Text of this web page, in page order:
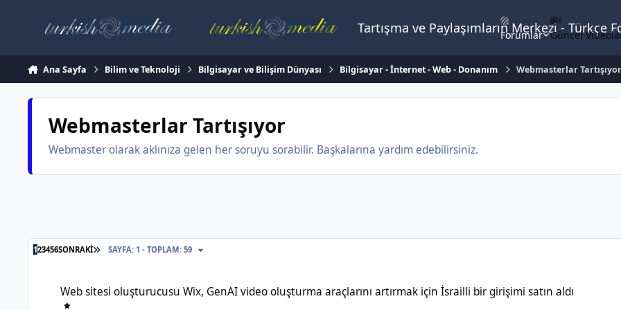
Tartışma ve Paylaşımların Merkezi -
Forumlar Güncel
Ana Sayfa Bilim ve Teknoloji Bilgisayar ve Bilişim Dünyası Bilgisayar - İnternet - Web - Donanım Webmasterlar Tartışıyor
Webmasterlar Tartışıyor
Webmaster olarak aklınıza gelen her soruyu sorabilir. Başkalarına yardım edebilirsiniz.
123456SONRAKI SON SAYFA
SAYFA: 1 - TOPLAM: 59
Web sitesi oluşturucusu Wix, GenAI video oluşturma araçlarını artırmak için İsrailli bir girişimi satın aldı